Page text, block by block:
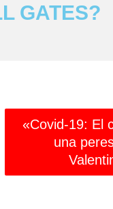
GATES?
«Covid-19: El
una